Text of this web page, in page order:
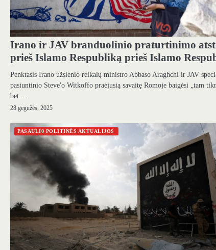
Irano ir JAV branduolinio praturtinimo
prieš Islamo Respubliką prieš Islamo
Penktasis Irano užsienio reikalų ministro Abbaso Araghchi ir JAV
pasiuntinio Steve'o Witkoffo praėjusią savaitę Romoje baigėsi „tam
bet…
28 gegužės, 2025
PASAULI0 POLITINĖS AKTUALIJOS